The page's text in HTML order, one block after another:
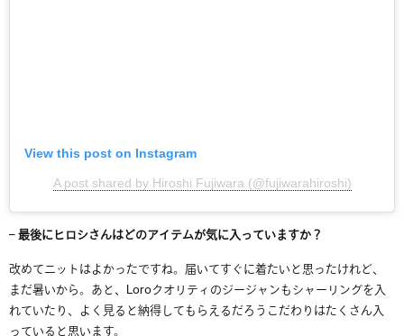
View this post on Instagram
A post shared by Hiroshi Fujiwara (@fujiwarahiroshi)
– 最後にヒロシさんはどのアイテムが気に入っていますか？
改めてニットはよかったですね。届いてすぐに着たいと思ったけれど、
まだ暑いから。あと、Loroクオリティのジージャンもシャーリングを入
れていたり、よく見ると納得してもらえるだろうこだわりはたくさん入